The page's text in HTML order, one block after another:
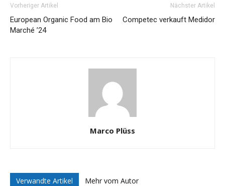
Vorheriger Artikel
European Organic Food am Bio
Marché ’24
Nächster Artikel
Competec verkauft Medidor
Marco Plüss
Verwandte Artikel Mehr vom Autor